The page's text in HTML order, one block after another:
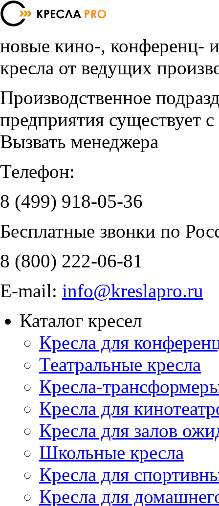
новые кино-, конференц-
кресла от ведущих
Производственное
предприятия существует
Вызвать менеджера
Телефон:
8 (499) 918-05-36
Бесплатные звонки по
8 (800) 222-06-81
E-mail: info@kreslapro.ru
Каталог кресел
Кресла для
Театральные кресла
Кресла-
Кресла для
Кресла для залов
Школьные кресла
Кресла для
Кресла для